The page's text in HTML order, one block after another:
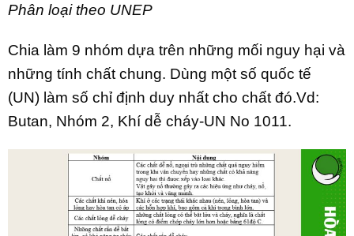
Phân loại theo UNEP
Chia làm 9 nhóm dựa trên những mối nguy hại và
những tính chất chung. Dùng một số quốc tế
(UN) làm số chỉ định duy nhất cho chất đó.Vd:
Butan, Nhóm 2, Khí dễ cháy-UN No 1011.